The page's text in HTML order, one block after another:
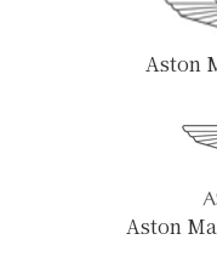
Aston
Aston